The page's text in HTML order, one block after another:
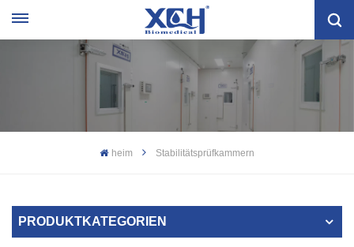
heim Stabilitätsprüfkammern
PRODUKTKATEGORIEN